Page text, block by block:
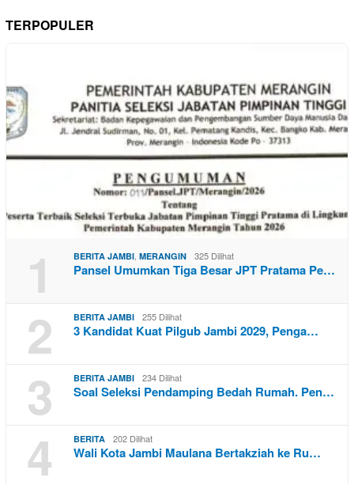
TERPOPULER
1 BERITA JAMBI, MERANGIN 325 Dilihat
Pansel Umumkan Tiga Besar JPT Pratama Pe…
2 BERITA JAMBI 255 Dilihat
3 Kandidat Kuat Pilgub Jambi 2029, Penga…
3 BERITA JAMBI 234 Dilihat
Soal Seleksi Pendamping Bedah Rumah. Pen…
4 BERITA 202 Dilihat
Wali Kota Jambi Maulana Bertakziah ke Ru…